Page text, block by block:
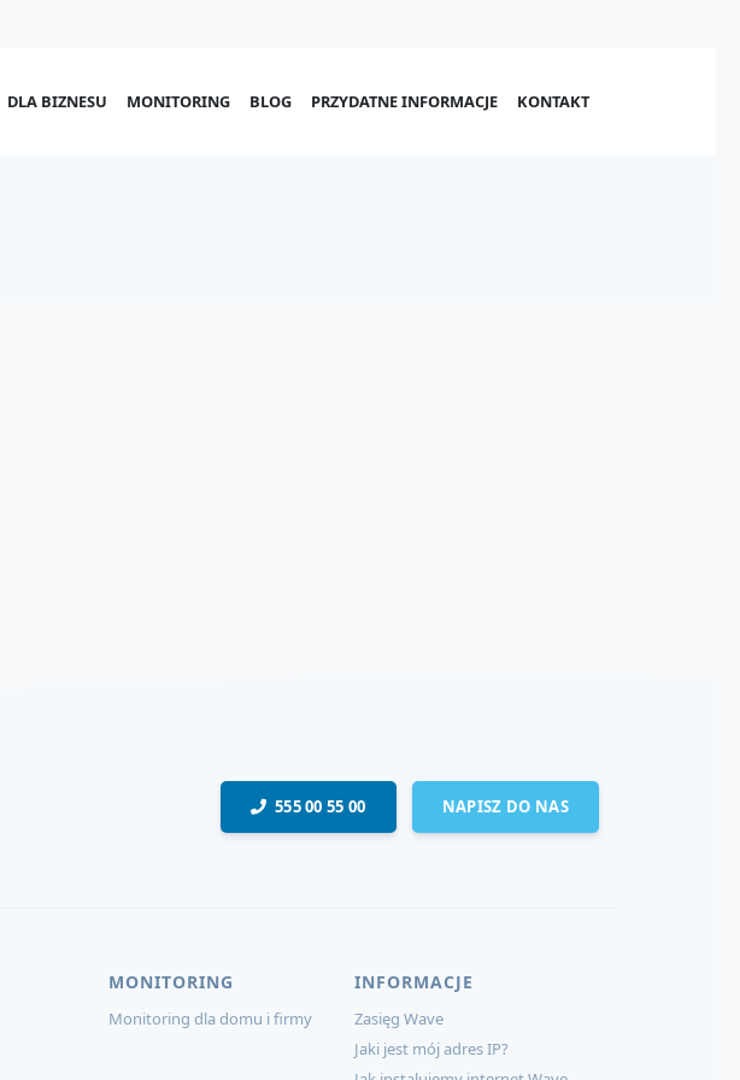
DLA BIZNESU MONITORING BLOG PRZYDATNE INFORMACJE KONTAKT
555 00 55 00 NAPISZ DO NAS
MONITORING
Monitoring dla domu i firmy
INFORMACJE
Zasięg Wave
Jaki jest mój adres IP?